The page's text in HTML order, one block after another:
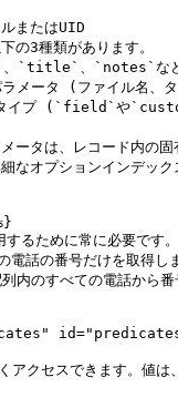
またはUID
の3種類があります。
なオプションインデ
るために常に必要です
の番号だけを取得し
すべての電話から番号
アクセスできます。値